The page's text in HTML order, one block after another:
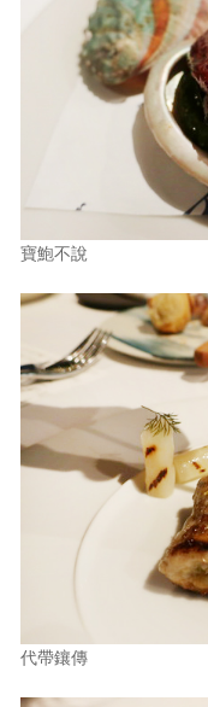
寶鮑不說
代帶鑲傳